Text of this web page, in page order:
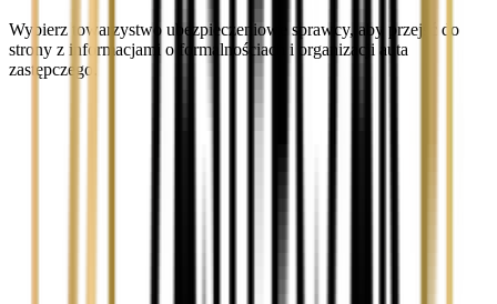
Wybierz towarzystwo ubezpieczeniowe sprawcy, aby przejść do
strony z informacjami o formalnościach i organizacji auta
zastępczego.